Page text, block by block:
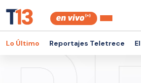
Lo Último Reportajes Teletrece